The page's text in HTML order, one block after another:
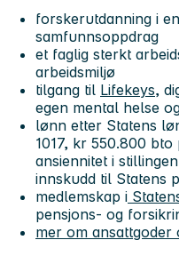
forskerutdanning i
samfunnsoppdrag
et faglig sterkt
arbeidsmiljø
tilgang til Lifekeys,
egen mental helse
lønn etter Statens
1017, kr 550.800
ansiennitet i
innskudd til Statens
medlemskap i
pensjons- og
mer om